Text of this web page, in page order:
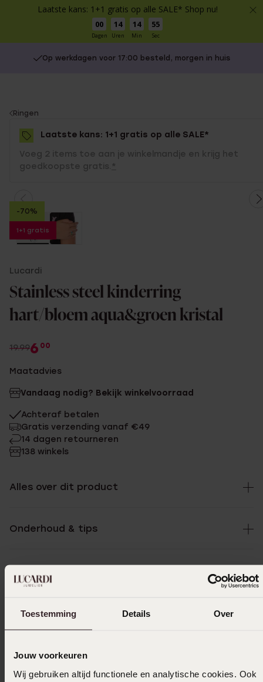
Laatste kans: 1+1 gratis op alle SALE* Shop nu!
00
Dagen
14
Uren
14
Min
55
Sec
Toestemming Details Over
Jouw voorkeuren
Wij gebruiken altijd functionele en analytische cookies. Ook
Op werkdagen voor 17:00 besteld, morgen in huis
You
are
here:
Ringen
Laatste kans: 1+1 gratis op alle SALE*
Voeg 2 items toe aan je winkelmandje en krijg het
goedkoopste gratis. *
-70%
1+1 gratis
Lucardi
Stainless steel kinderring
hart/bloem aqua&groen kristal
19.996 00
Maatadvies
Vandaag nodig? Bekijk winkelvoorraad
Achteraf betalen
Gratis verzending vanaf €49
14 dagen retourneren
138 winkels
Alles over dit product
Onderhoud & tips
Bezorging & retourneren